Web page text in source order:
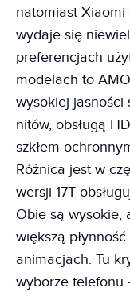
natomiast Xiaomi
wydaje się
preferencjach
modelach to
wysokiej jasności
nitów, obsługą
szkłem
Różnica jest w
wersji 17T
Obie są wysokie,
większą
animacjach. Tu
wyborze telefonu